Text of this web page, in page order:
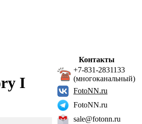
I
Контакты
+7-831-2831133
(многоканальный)
FotoNN.ru
FotoNN.ru
sale@fotonn.ru